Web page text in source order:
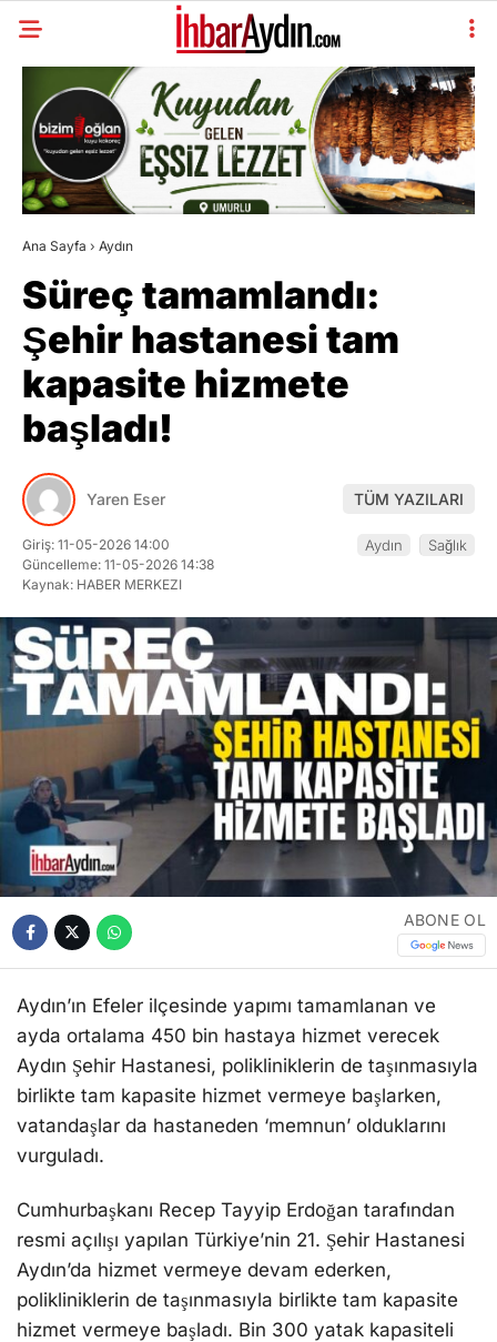
Ana Sayfa › Aydın
Süreç tamamlandı:
Şehir hastanesi tam
kapasite hizmete
başladı!
Yaren Eser TÜM YAZILARI
Giriş: 11-05-2026 14:00
Güncelleme: 11-05-2026 14:38
Kaynak: HABER MERKEZI
Aydın Sağlık
ABONE OL
Aydın’ın Efeler ilçesinde yapımı tamamlanan ve
ayda ortalama 450 bin hastaya hizmet verecek
Aydın Şehir Hastanesi, polikliniklerin de taşınmasıyla
birlikte tam kapasite hizmet vermeye başlarken,
vatandaşlar da hastaneden ‘memnun’ olduklarını
vurguladı.
Cumhurbaşkanı Recep Tayyip Erdoğan tarafından
resmi açılışı yapılan Türkiye’nin 21. Şehir Hastanesi
Aydın’da hizmet vermeye devam ederken,
polikliniklerin de taşınmasıyla birlikte tam kapasite
hizmet vermeye başladı. Bin 300 yatak kapasiteli